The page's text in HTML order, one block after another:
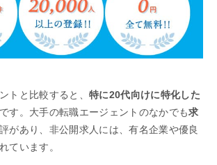
トと比較すると、 特に20代向けに特化した
です。大手の転職エージェントのなかでも求
があり、非公開求人には、有名企業や優良
ています。